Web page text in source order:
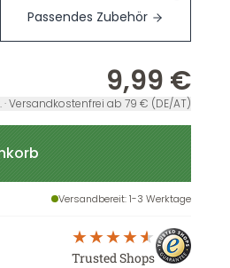
Passendes Zubehör
9,99 €
· Versandkostenfrei ab 79 € (DE/AT)
Versandbereit: 1-3 Werktage
Trusted Shops